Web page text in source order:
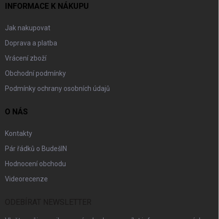
INFORMACE K NÁKUPU
Jak nakupovat
Doprava a platba
Vrácení zboží
Obchodní podmínky
Podmínky ochrany osobních údajů
O NÁS
Kontakty
Pár řádků o BudešIN
Hodnocení obchodu
Videorecenze